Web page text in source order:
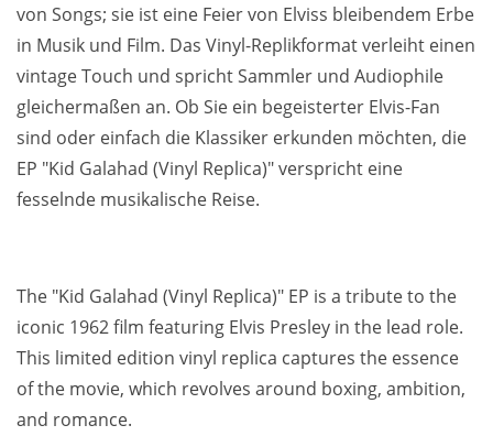
von Songs; sie ist eine Feier von Elviss bleibendem Erbe
in Musik und Film. Das Vinyl-Replikformat verleiht einen
vintage Touch und spricht Sammler und Audiophile
gleichermaßen an. Ob Sie ein begeisterter Elvis-Fan
sind oder einfach die Klassiker erkunden möchten, die
EP "Kid Galahad (Vinyl Replica)" verspricht eine
fesselnde musikalische Reise.
The "Kid Galahad (Vinyl Replica)" EP is a tribute to the
iconic 1962 film featuring Elvis Presley in the lead role.
This limited edition vinyl replica captures the essence
of the movie, which revolves around boxing, ambition,
and romance.